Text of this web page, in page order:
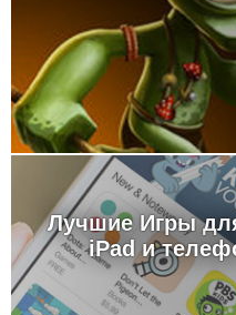
Лучшие Игры
iPad и